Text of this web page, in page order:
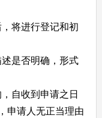
将进行登记和初
是否明确，形式
自收到申请之日
申请人无正当理由